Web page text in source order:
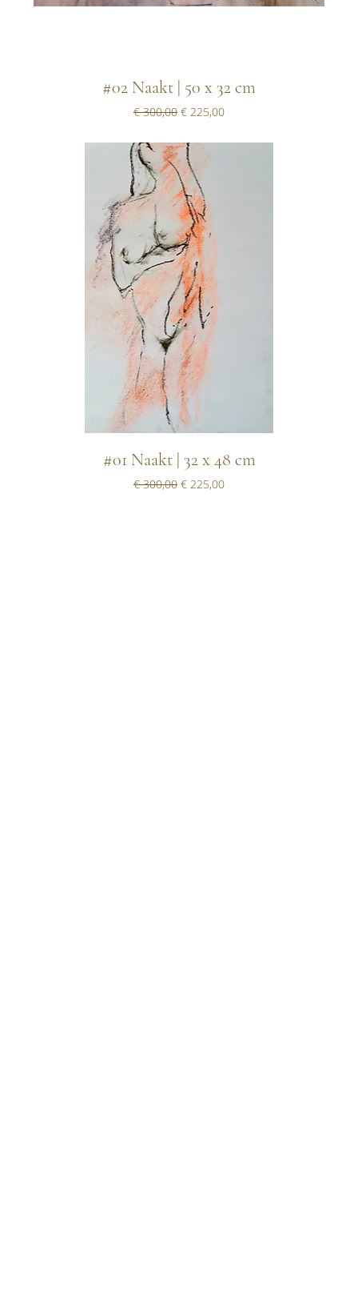
#02 Naakt | 50 x 32 cm
Normale prijs
€ 300,00 Verkoopprijs
€ 225,00
#01 Naakt | 32 x 48 cm
Normale prijs
€ 300,00 Verkoopprijs
€ 225,00